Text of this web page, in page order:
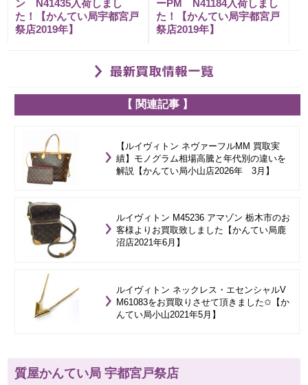
ン N41435入荷しまし
た！【かんてい局宇都宮戸
祭店2019年】
ーPM N41184入荷しまし
た！【かんてい局宇都宮戸
祭店2019年】
【 関連記事 】
【ルイヴィトン ネヴァーフルMM 買取実
績】モノグラム相場高騰と年代別の違いを
解説【かんてい局小山店2026年 3月】
ルイヴィトン M45236 アマゾン 栃木市のお
客様よりお買取致しました【かんてい局鹿
沼店2021年6月】
ルイヴィトン ネックレス・エセンシャルV
M61083をお買取りさせて頂きました✩【か
んてい局小山2021年5月】
質屋かんてい局 宇都宮戸祭店